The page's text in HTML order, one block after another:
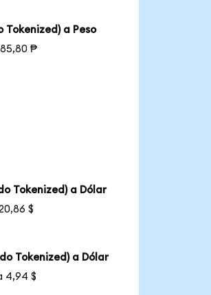
Tokenized) a Peso
₱
Tokenized) a Dólar
$
Tokenized) a Dólar
4,94 $